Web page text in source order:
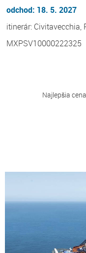
odchod: 18. 5. 2027
itinerár: Civitavecchia,
MXPSV10000222325
Najlepšia